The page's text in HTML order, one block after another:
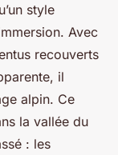
style
Avec
recouverts
il
alpin. Ce
la vallée du
: les